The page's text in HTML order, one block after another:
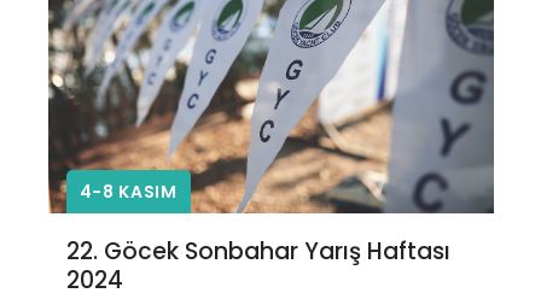
4-8 KASIM
22. Göcek Sonbahar Yarış Haftası
2024